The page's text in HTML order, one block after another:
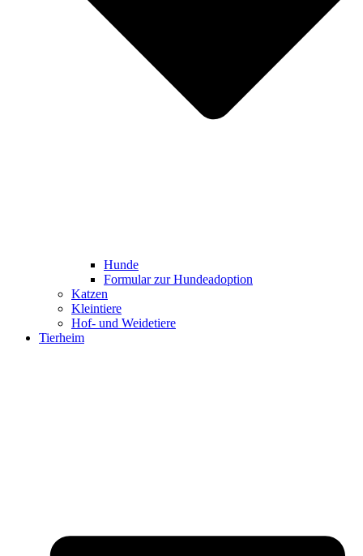
Hunde
Formular zur Hundeadoption
Katzen
Kleintiere
Hof- und Weidetiere
Tierheim